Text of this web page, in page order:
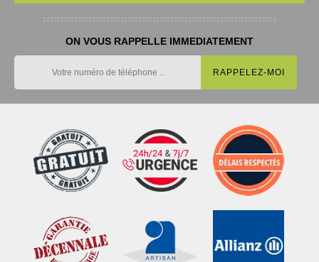
ON VOUS RAPPELLE IMMEDIATEMENT